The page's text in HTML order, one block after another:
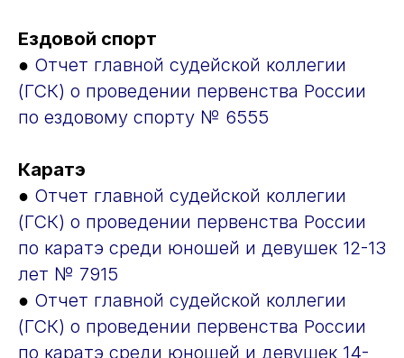
Ездовой спорт
● Отчет главной судейской коллегии
(ГСК) о проведении первенства России
по ездовому спорту № 6555
Каратэ
● Отчет главной судейской коллегии
(ГСК) о проведении первенства России
по каратэ среди юношей и девушек 12-13
лет № 7915
● Отчет главной судейской коллегии
(ГСК) о проведении первенства России
по каратэ среди юношей и девушек 14-